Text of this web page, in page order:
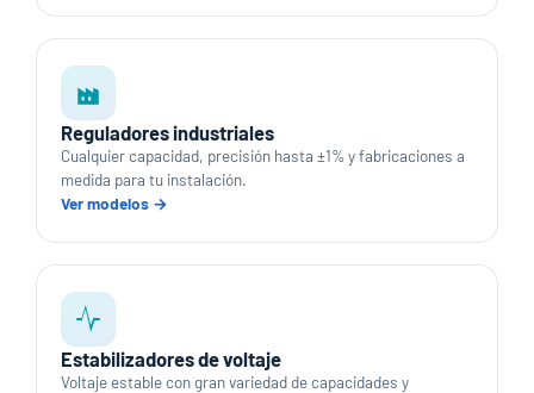
Reguladores industriales
Cualquier capacidad, precisión hasta ±1% y fabricaciones a
medida para tu instalación.
Ver modelos →
Estabilizadores de voltaje
Voltaje estable con gran variedad de capacidades y